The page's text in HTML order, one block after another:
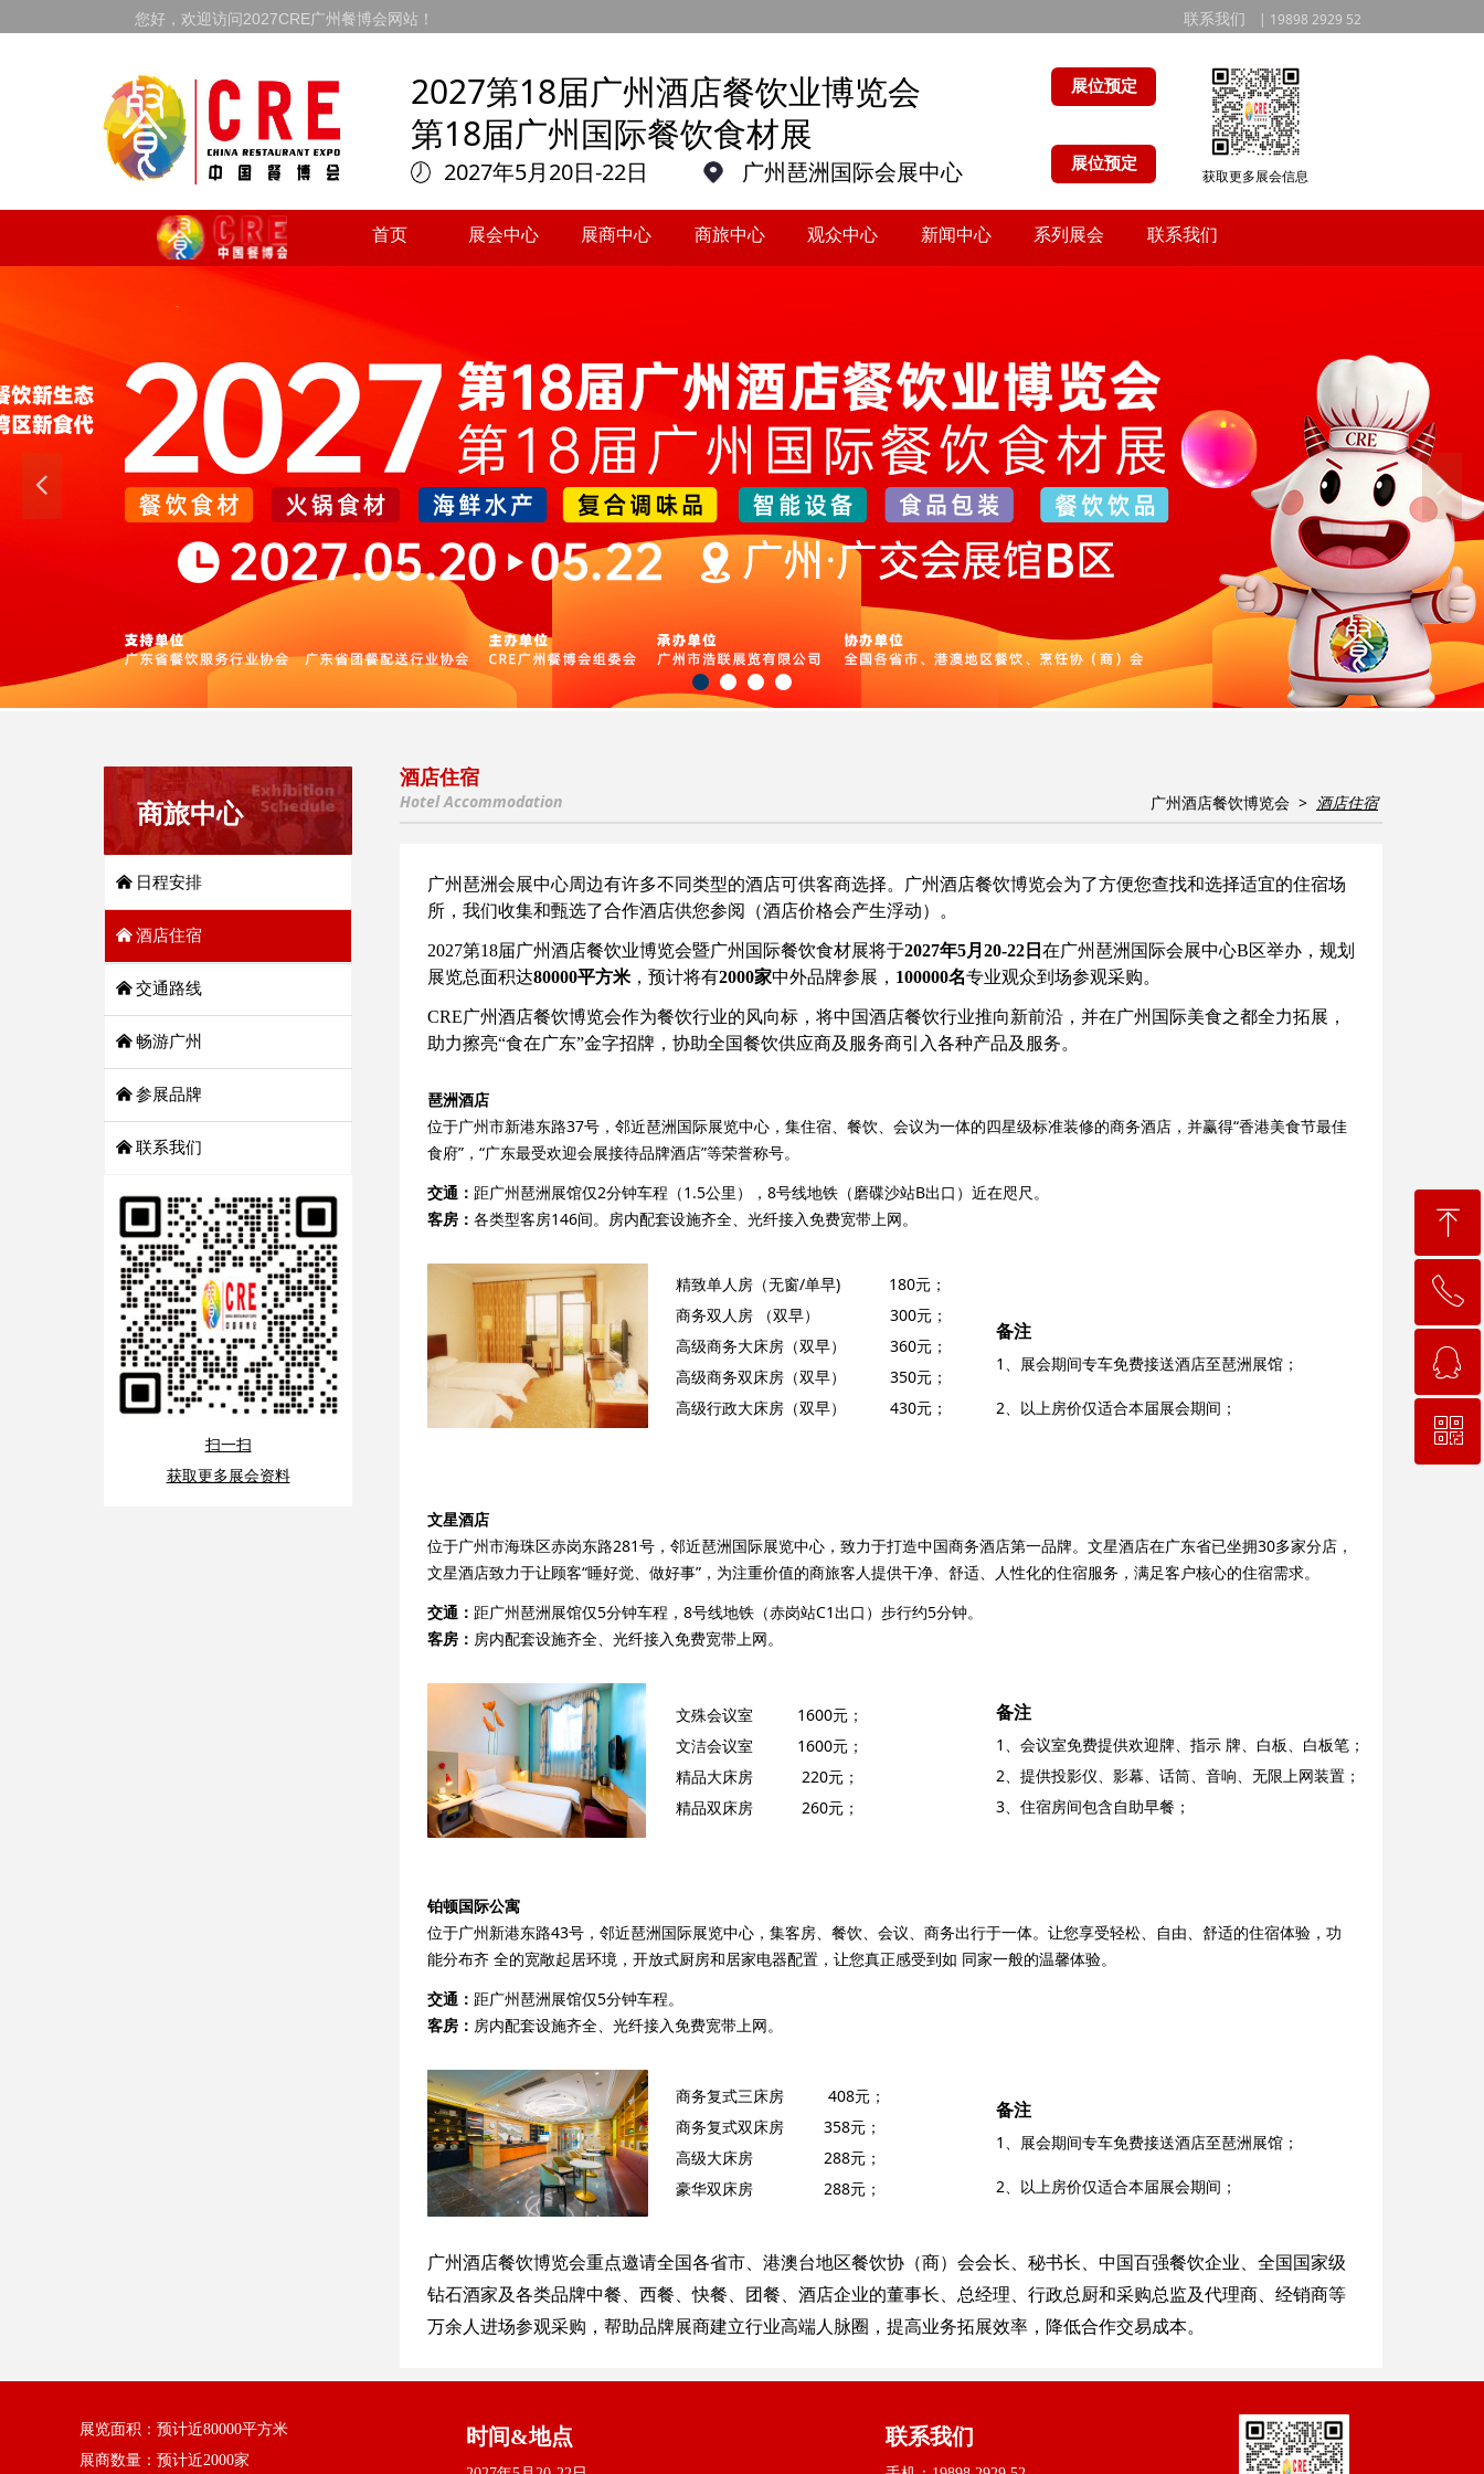
您好，欢迎访问2027CRE广州餐博会网站！ 联系我们 | 19898 2929 52
넳 넲
2027第18届广州酒店餐饮业博览会
第18届广州国际餐饮食材展
2027年5月20日-22日 广州琶洲国际会展中心
展位预定
展位预定
获取更多展会信息
首页 展会中心 展商中心 商旅中心 观众中心 新闻中心 系列展会 联系我们
낀 日程安排
낀 酒店住宿
낀 交通路线
낀 畅游广州
낀 参展品牌
낀 联系我们
商旅中心
扫一扫
获取更多展会资料
酒店住宿
Hotel Accommodation 广州酒店餐饮博览会 > 酒店住宿
广州琶洲会展中心周边有许多不同类型的酒店可供客商选择。广州酒店餐饮博览会为了方便您查找和选择适宜的住宿场
所，我们收集和甄选了合作酒店供您参阅（酒店价格会产生浮动）。
2027第18届广州酒店餐饮业博览会暨广州国际餐饮食材展将于2027年5月20-22日 在广州琶洲国际会展中心B区举办，规划
展览总面积达80000平方米 ，预计将有2000家中外品牌参展， 100000名专业观众到场参观采购。
CRE广州酒店餐饮博览会作为餐饮行业的风向标，将中国酒店餐饮行业推向新前沿，并在广州国际美食之都全力拓展，
助力擦亮“食在广东”金字招牌，协助全国餐饮供应商及服务商引入各种产品及服务。
琶洲酒店
位于广州市新港东路37号，邻近琶洲国际展览中心，集住宿、餐饮、会议为一体的四星级标准装修的商务酒店，并赢得“香港美食节最佳
食府”，“广东最受欢迎会展接待品牌酒店”等荣誉称号。
交通： 距广州琶洲展馆仅2分钟车程（1.5公里），8号线地铁（磨碟沙站B出口）近在咫尺。
客房： 各类型客房146间。房内配套设施齐全、光纤接入免费宽带上网。
精致单人房（无窗/单早) 180元；
商务双人房 （双早） 300元；
高级商务大床房（双早） 360元；
高级商务双床房（双早） 350元；
高级行政大床房（双早） 430元；
备注
1、展会期间专车免费接送酒店至琶洲展馆；
2、以上房价仅适合本届展会期间；
文星酒店
位于广州市海珠区赤岗东路281号，邻近琶洲国际展览中心，致力于打造中国商务酒店第一品牌。文星酒店在广东省已坐拥30多家分店，
文星酒店致力于让顾客“睡好觉、做好事”，为注重价值的商旅客人提供干净、舒适、人性化的住宿服务，满足客户核心的住宿需求。
交通： 距广州琶洲展馆仅5分钟车程，8号线地铁（赤岗站C1出口）步行约5分钟。
客房： 房内配套设施齐全、光纤接入免费宽带上网。
文殊会议室 1600元；
文洁会议室 1600元；
精品大床房 220元；
精品双床房 260元；
备注
1、会议室免费提供欢迎牌、指示 牌、白板、白板笔；
2、提供投影仪、影幕、话筒、音响、无限上网装置；
3、住宿房间包含自助早餐；
铂顿国际公寓
位于广州新港东路43号，邻近琶洲国际展览中心，集客房、餐饮、会议、商务出行于一体。让您享受轻松、自由、舒适的住宿体验，功
能分布齐 全的宽敞起居环境，开放式厨房和居家电器配置，让您真正感受到如 同家一般的温馨体验。
交通： 距广州琶洲展馆仅5分钟车程。
客房： 房内配套设施齐全、光纤接入免费宽带上网。
商务复式三床房 408元；
商务复式双床房 358元；
高级大床房 288元；
豪华双床房 288元；
备注
1、展会期间专车免费接送酒店至琶洲展馆；
2、以上房价仅适合本届展会期间；
广州酒店餐饮博览会重点邀请全国各省市、港澳台地区餐饮协（商）会会长、秘书长、中国百强餐饮企业、全国国家级
钻石酒家及各类品牌中餐、西餐、快餐、团餐、酒店企业的董事长、总经理、行政总厨和采购总监及代理商、经销商等
万余人进场参观采购，帮助品牌展商建立行业高端人脉圈，提高业务拓展效率，降低合作交易成本。
展览面积：预计近80000平方米
展商数量：预计近2000家
时间&地点 联系我们
ꁸ
回到顶部
ꂅ
ꁗ
QQ客服
ꀥ